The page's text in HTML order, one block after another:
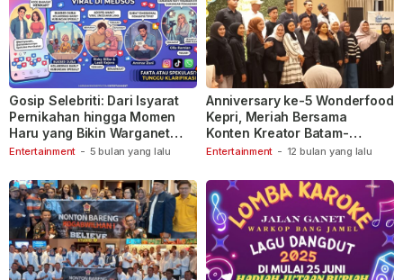
Entertainment - 5 bulan yang lalu
Gosip Selebriti: Dari Isyarat
Pernikahan hingga Momen
Haru yang Bikin Warganet
Berspekulasi
Entertainment - 12 bulan yang lalu
Anniversary ke-5 Wonderfood
Kepri, Meriah Bersama
Konten Kreator Batam-
Tanjungpinang